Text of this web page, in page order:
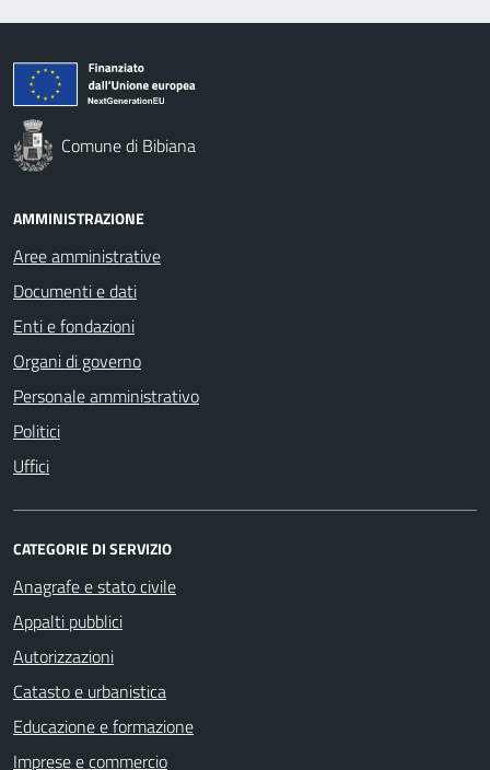
Comune di Bibiana
AMMINISTRAZIONE
Aree amministrative
Documenti e dati
Enti e fondazioni
Organi di governo
Personale amministrativo
Politici
Uffici
CATEGORIE DI SERVIZIO
Anagrafe e stato civile
Appalti pubblici
Autorizzazioni
Catasto e urbanistica
Educazione e formazione
Imprese e commercio